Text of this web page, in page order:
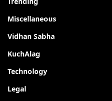
Miscellaneous
Vidhan Sabha
KuchAlag
Technology
Legal